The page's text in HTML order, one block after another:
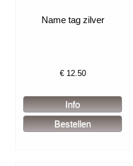
Name tag zilver
€ 12.50